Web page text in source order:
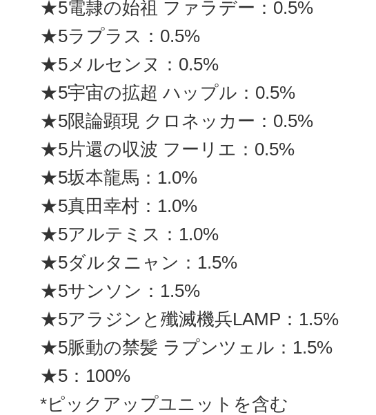
★5電隷の始祖 ファラデー：0.5%
★5ラプラス：0.5%
★5メルセンヌ：0.5%
★5宇宙の拡超 ハップル：0.5%
★5限論顕現 クロネッカー：0.5%
★5片還の収波 フーリエ：0.5%
★5坂本龍馬：1.0%
★5真田幸村：1.0%
★5アルテミス：1.0%
★5ダルタニャン：1.5%
★5サンソン：1.5%
★5アラジンと殲滅機兵LAMP：1.5%
★5脈動の禁髪 ラプンツェル：1.5%
★5：100%
*ピックアップユニットを含む